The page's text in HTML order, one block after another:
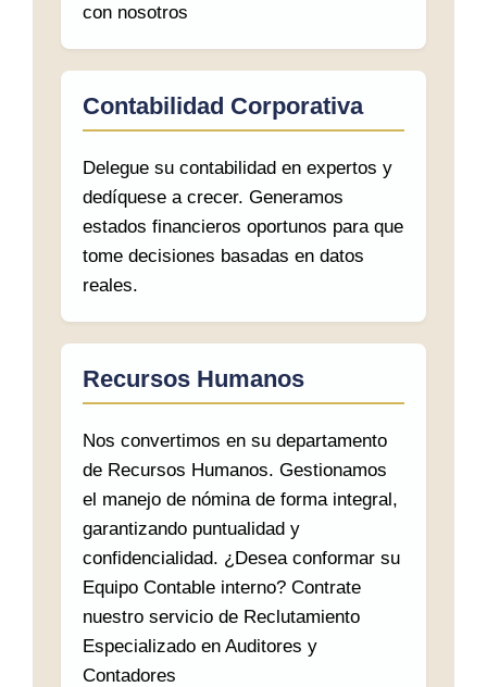
con nosotros
Contabilidad Corporativa
Delegue su contabilidad en expertos y
dedíquese a crecer. Generamos
estados financieros oportunos para que
tome decisiones basadas en datos
reales.
Recursos Humanos
Nos convertimos en su departamento
de Recursos Humanos. Gestionamos
el manejo de nómina de forma integral,
garantizando puntualidad y
confidencialidad. ¿Desea conformar su
Equipo Contable interno? Contrate
nuestro servicio de Reclutamiento
Especializado en Auditores y
Contadores